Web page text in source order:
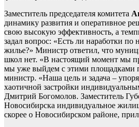
Заместитель председателя комитета
динамику развития и оперативное
свою высокую эффективность, а
задал вопрос: «Есть ли наработки
жилье?» Министр ответил, что
школ нет. «В настоящий момент мы
мы уже выйдем с этими площадками
министр. «Наша цель и задача –
хаотичной застройки
Дмитрий Богомолов. Заместитель
Новосибирска индивидуальное
скорее о Новосибирском районе,